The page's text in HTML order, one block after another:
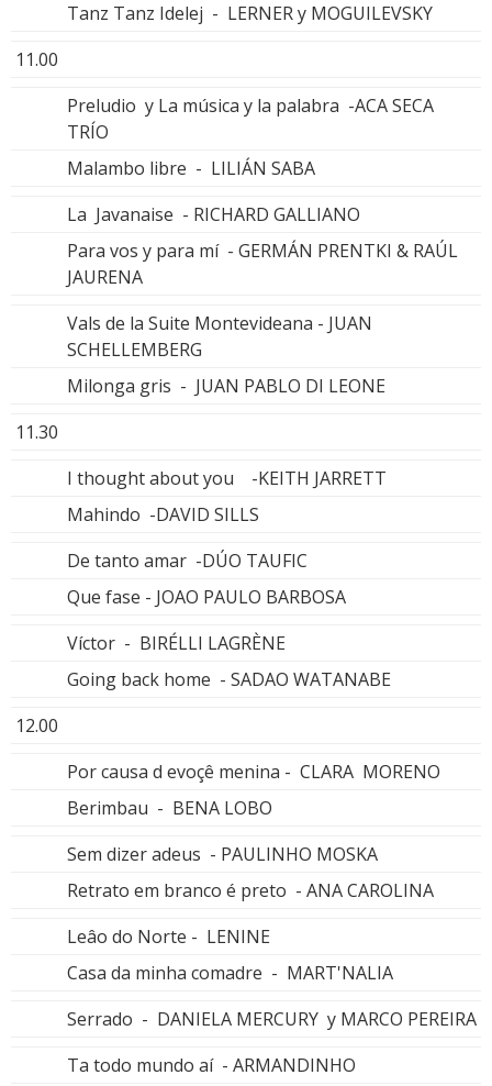
Tanz Tanz Idelej - LERNER y MOGUILEVSKY
11.00
Preludio y La música y la palabra -ACA SECA
TRÍO
Malambo libre - LILIÁN SABA
La Javanaise - RICHARD GALLIANO
Para vos y para mí - GERMÁN PRENTKI & RAÚL
JAURENA
Vals de la Suite Montevideana - JUAN
SCHELLEMBERG
Milonga gris - JUAN PABLO DI LEONE
11.30
I thought about you -KEITH JARRETT
Mahindo -DAVID SILLS
De tanto amar -DÚO TAUFIC
Que fase - JOAO PAULO BARBOSA
Víctor - BIRÉLLI LAGRÈNE
Going back home - SADAO WATANABE
12.00
Por causa d evoçê menina - CLARA MORENO
Berimbau - BENA LOBO
Sem dizer adeus - PAULINHO MOSKA
Retrato em branco é preto - ANA CAROLINA
Leâo do Norte - LENINE
Casa da minha comadre - MART'NALIA
Serrado - DANIELA MERCURY y MARCO PEREIRA
Ta todo mundo aí - ARMANDINHO